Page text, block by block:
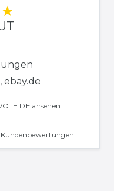
ebay.de
ansehen